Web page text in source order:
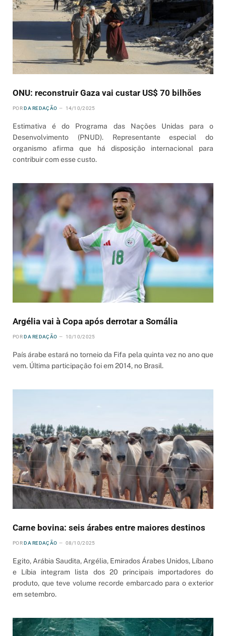
ONU: reconstruir Gaza vai custar US$ 70 bilhões
POR DA REDAÇÃO 14/10/2025
Estimativa é do Programa das Nações Unidas para o
Desenvolvimento (PNUD). Representante especial do
organismo afirma que há disposição internacional para
contribuir com esse custo.
Argélia vai à Copa após derrotar a Somália
POR DA REDAÇÃO 10/10/2025
País árabe estará no torneio da Fifa pela quinta vez no ano que
vem. Última participação foi em 2014, no Brasil.
Carne bovina: seis árabes entre maiores destinos
POR DA REDAÇÃO 08/10/2025
Egito, Arábia Saudita, Argélia, Emirados Árabes Unidos, Líbano
e Líbia integram lista dos 20 principais importadores do
produto, que teve volume recorde embarcado para o exterior
em setembro.